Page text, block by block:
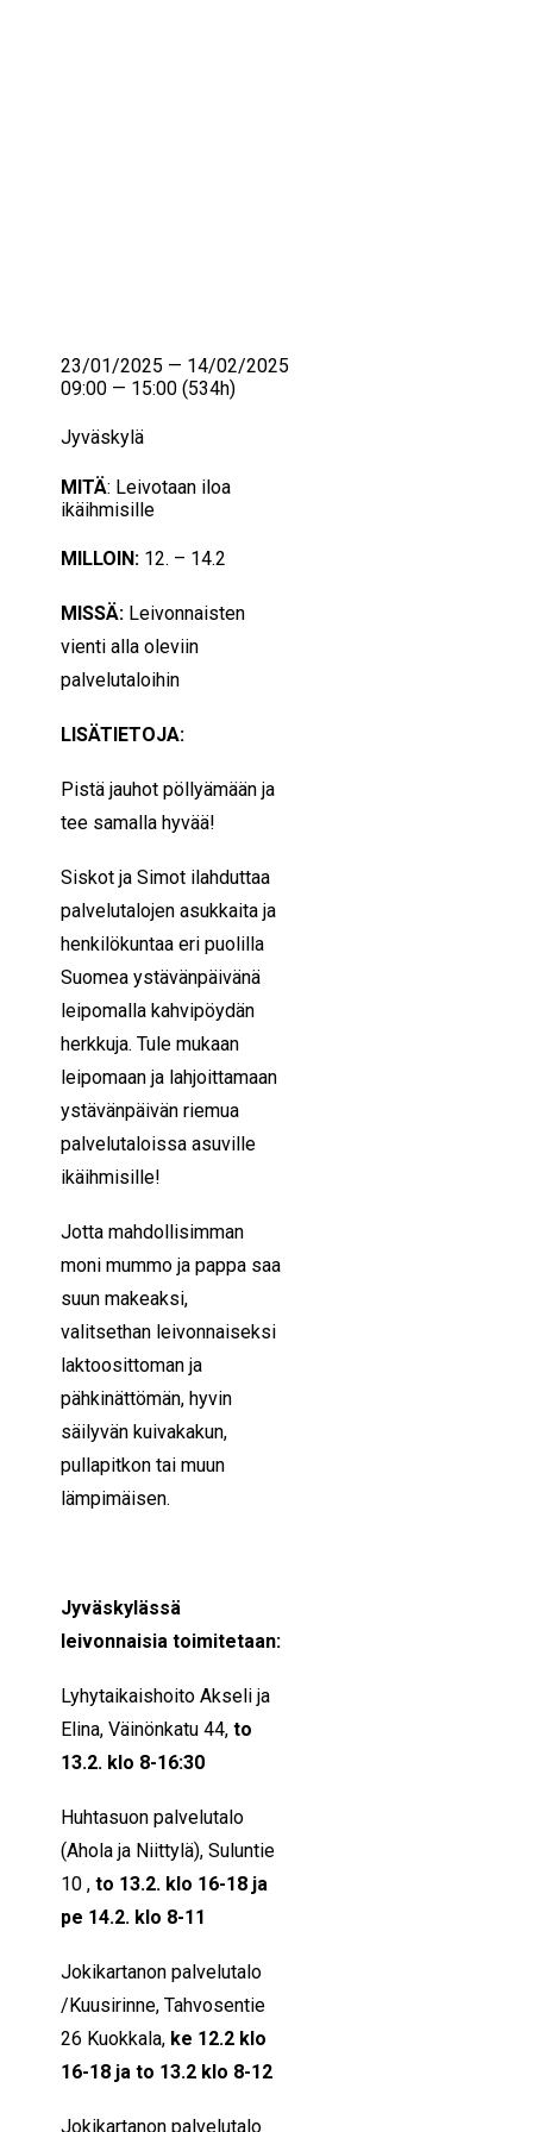
MITÄ: Leivotaan iloa
ikäihmisille
MILLOIN: 12. – 14.2
MISSÄ: Leivonnaisten
vienti alla oleviin
palvelutaloihin
LISÄTIETOJA:
Pistä jauhot pöllyämään ja
tee samalla hyvää!
Siskot ja Simot ilahduttaa
palvelutalojen asukkaita ja
henkilökuntaa eri puolilla
Suomea ystävänpäivänä
leipomalla kahvipöydän
herkkuja. Tule mukaan
leipomaan ja lahjoittamaan
ystävänpäivän riemua
palvelutaloissa asuville
ikäihmisille!
Jotta mahdollisimman
moni mummo ja pappa saa
suun makeaksi,
valitsethan leivonnaiseksi
laktoosittoman ja
pähkinättömän, hyvin
säilyvän kuivakakun,
pullapitkon tai muun
lämpimäisen.
Jyväskylässä
leivonnaisia toimitetaan:
Lyhytaikaishoito Akseli ja
Elina, Väinönkatu 44, to
13.2. klo 8-16:30
Huhtasuon palvelutalo
(Ahola ja Niittylä), Suluntie
10 , to 13.2. klo 16-18 ja
pe 14.2. klo 8-11
Jokikartanon palvelutalo
/Kuusirinne, Tahvosentie
26 Kuokkala, ke 12.2 klo
16-18 ja to 13.2 klo 8-12
Jokikartanon palvelutalo
23/01/2025 — 14/02/2025
09:00 — 15:00 (534h)
Jyväskylä